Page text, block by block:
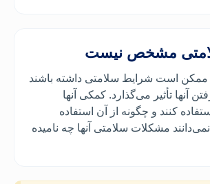
مشخص نیست
ممکن است شرایط سلامتی داشته باشند
آنها تأثیر می‌گذارد. کمکی آنها
کنند و چگونه از آن استفاده
مشکلات سلامتی آنها چه نامیده